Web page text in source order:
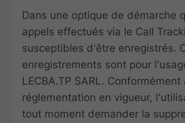
Dans une optique de démarche
appels effectués via le Call
susceptibles d'être enregistrés.
enregistrements sont pour
LECBA.TP SARL. Conformément
réglementation en vigueur,
tout moment demander la